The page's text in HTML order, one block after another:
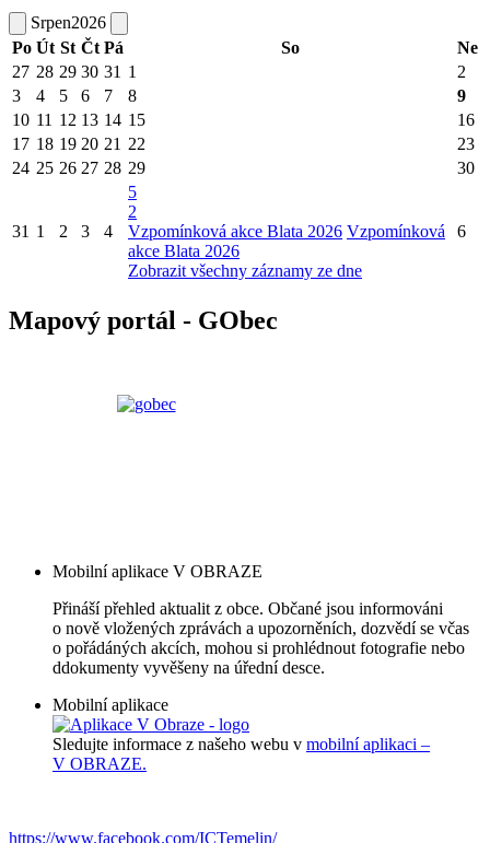
Srpen2026
Po Út St Čt Pá So
Ne
27 28 29 30 31 1
2
3
4 5 6 7 8
9
10 11 12 13 14 15
16
17 18 19 20 21 22
23
24 25 26 27 28 29 30
31 1 2 3 4
5
2
Vzpomínková akce Blata 2026 Vzpomínková
akce Blata 2026
Zobrazit všechny záznamy ze dne
6
Mapový portál - GObec
Mobilní aplikace V OBRAZE
Přináší přehled aktualit z obce. Občané jsou informováni
o nově vložených zprávách a upozorněních, dozvědí se včas
o pořádáných akcích, mohou si prohlédnout fotografie nebo
ddokumenty vyvěšeny na úřední desce.
Mobilní aplikace
Sledujte informace z našeho webu v mobilní aplikaci –
V OBRAZE.
https://www.facebook.com/ICTemelin/